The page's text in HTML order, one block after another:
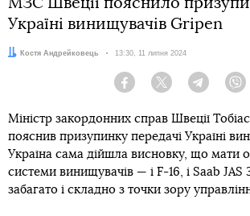
МЗС Швеції пояснило
Україні винищувачів Gripen
Автор:Костя Андрейковець Дата:
13:30, 11 липня 2024
Facebook Twitter Telegram
Міністр закордонних справ Швеції
пояснив призупинку передачі Україні
Україна сама дійшла висновку, що мати
системи винищувачів — і F-16, і Saab
забагато і складно з точки зору